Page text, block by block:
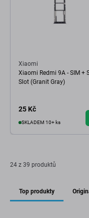
Xiaomi
Xiaomi Redmi 9A - SIM +
Slot (Granit Gray)
25 Kč
SKLADEM 10+ ks
24 z 39 produktů
Top produkty